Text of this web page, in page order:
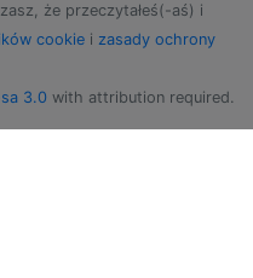
że przeczytałeś(-aś) i
cookie i zasady ochrony
3.0 with attribution required.